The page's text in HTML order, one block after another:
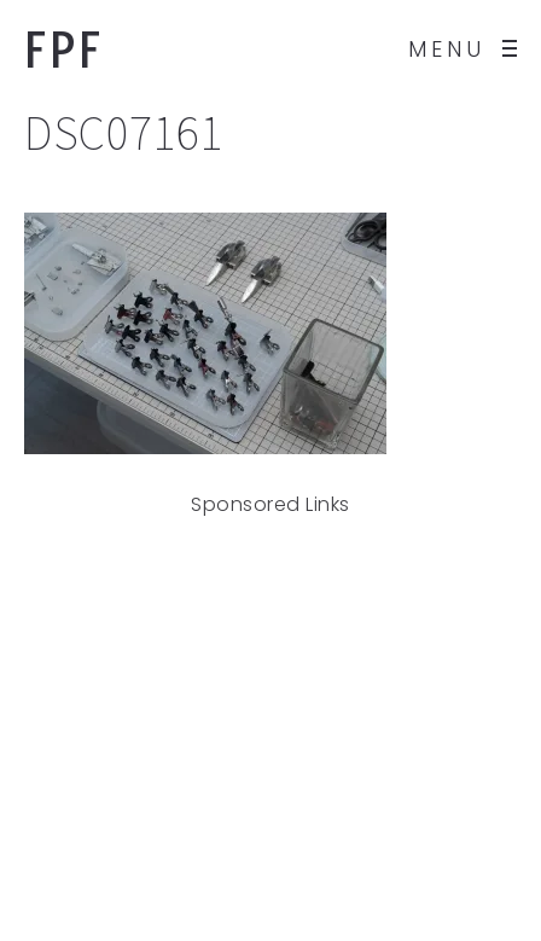
MENU
FPF
DSC07161
Sponsored Links